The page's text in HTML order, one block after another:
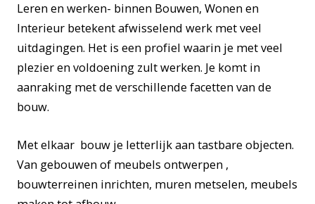
Leren en werken- binnen Bouwen, Wonen en
Interieur betekent afwisselend werk met veel
uitdagingen. Het is een profiel waarin je met veel
plezier en voldoening zult werken. Je komt in
aanraking met de verschillende facetten van de
bouw.
Met elkaar bouw je letterlijk aan tastbare objecten.
Van gebouwen of meubels ontwerpen ,
bouwterreinen inrichten, muren metselen, meubels